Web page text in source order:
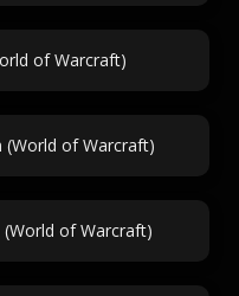
of Warcraft)
(World of Warcraft)
of Warcraft)